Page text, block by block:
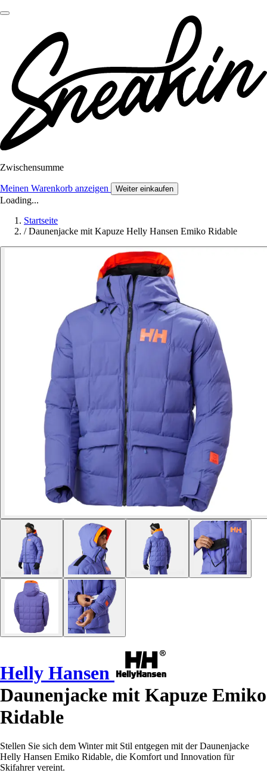
Zwischensumme
Meinen Warenkorb anzeigen Weiter einkaufen
Loading...
Startseite
/ Daunenjacke mit Kapuze Helly Hansen Emiko Ridable
Helly Hansen
Daunenjacke mit Kapuze Emiko
Ridable
Stellen Sie sich dem Winter mit Stil entgegen mit der Daunenjacke
Helly Hansen Emiko Ridable, die Komfort und Innovation für
Skifahrer vereint.